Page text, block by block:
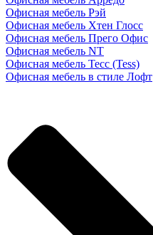
Офисная мебель Рэй
Офисная мебель Хтен Глосс
Офисная мебель Прего Офис
Офисная мебель NT
Офисная мебель Тесс (Tess)
Офисная мебель в стиле Лофт